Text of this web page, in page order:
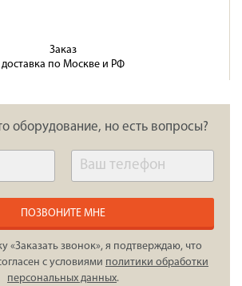
Заказ
доставка по Москве и РФ
оборудование, но есть вопросы?
ПОЗВОНИТЕ МНЕ
«Заказать звонок», я подтверждаю, что
с условиями политики обработки
персональных данных.